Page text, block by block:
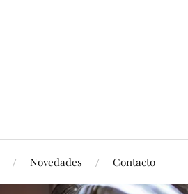
Novedades Contacto